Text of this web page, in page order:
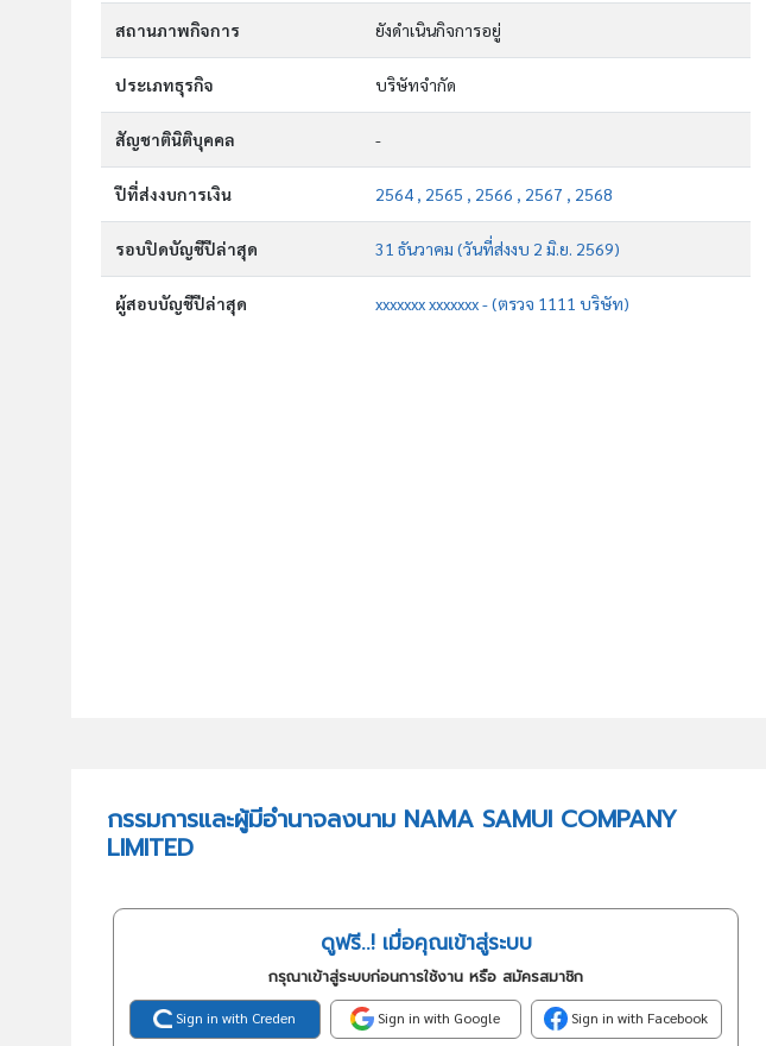
สถานภาพกิจการ ยังดำเนินกิจการอยู่
ประเภทธุรกิจ บริษัทจำกัด
สัญชาตินิติบุคคล -
ปีที่ส่งงบการเงิน 2564 , 2565 , 2566 , 2567 , 2568
รอบปิดบัญชีปีล่าสุด 31 ธันวาคม (วันที่ส่งงบ 2 มิ.ย. 2569)
ผู้สอบบัญชีปีล่าสุด xxxxxxx xxxxxxx - (ตรวจ 1111 บริษัท)
กรรมการและผู้มีอำนาจลงนาม NAMA SAMUI COMPANY
LIMITED
ดูฟรี..! เมื่อคุณเข้าสู่ระบบ
กรุณาเข้าสู่ระบบก่อนการใช้งาน หรือ สมัครสมาชิก
Sign in with Creden Sign in with Google Sign in with Facebook